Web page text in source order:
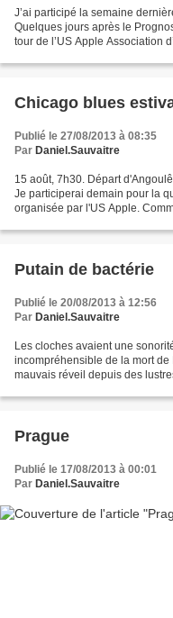
J’ai participé la semaine
Quelques jours après le
tour de l’US Apple Association
Chicago blues
Publié le 27/08/2013 à 08:35
Par Daniel.Sauvaitre
15 août, 7h30. Départ
Je participerai demain pour la
organisée par l'US Apple.
Putain de bactérie
Publié le 20/08/2013 à 12:56
Par Daniel.Sauvaitre
Les cloches avaient une
incompréhensible de la mort de
mauvais réveil depuis des
Prague
Publié le 17/08/2013 à 00:01
Par Daniel.Sauvaitre